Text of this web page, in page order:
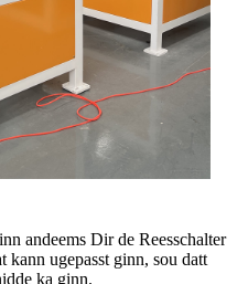
andeems Dir de Reesschalter
kann ugepasst ginn, sou datt
ka ginn.